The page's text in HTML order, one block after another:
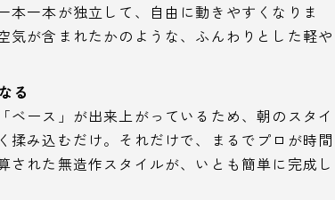
本一本が独立して、自由に動きやすくなりま
気が含まれたかのような、ふんわりとした軽や
る
ベース」が出来上がっているため、朝のスタイ
揉み込むだけ。それだけで、まるでプロが時間
された無造作スタイルが、いとも簡単に完成し